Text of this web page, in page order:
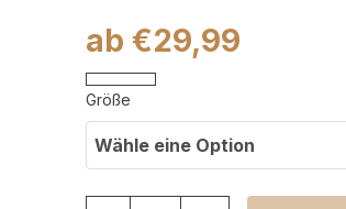
ab €29,99
Größe
Wähle eine Option